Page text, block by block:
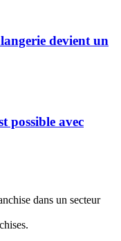
devient un
possible avec
dans un secteur